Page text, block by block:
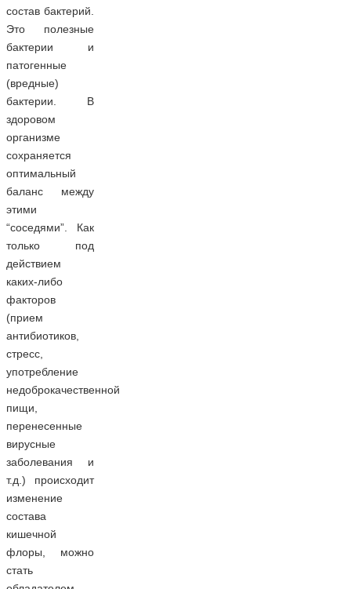
состав бактерий.
Это полезные
бактерии и
патогенные
(вредные)
бактерии. В
здоровом
организме
сохраняется
оптимальный
баланс между
этими
“соседями”. Как
только под
действием
каких-либо
факторов
(прием
антибиотиков,
стресс,
употребление
недоброкачественной
пищи,
перенесенные
вирусные
заболевания и
т.д.) происходит
изменение
состава
кишечной
флоры, можно
стать